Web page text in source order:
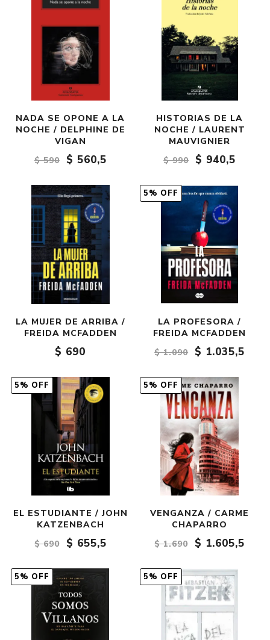
NADA SE OPONE A LA
NOCHE / DELPHINE DE
VIGAN
$ 590
$ 560,5
HISTORIAS DE LA
NOCHE / LAURENT
MAUVIGNIER
$ 990
$ 940,5
LA MUJER DE ARRIBA /
FREIDA MCFADDEN
$ 690
5% OFF
LA PROFESORA /
FREIDA MCFADDEN
$ 1.090
$ 1.035,5
5% OFF
EL ESTUDIANTE / JOHN
KATZENBACH
$ 690
$ 655,5
5% OFF
VENGANZA / CARME
CHAPARRO
$ 1.690
$ 1.605,5
5% OFF 5% OFF